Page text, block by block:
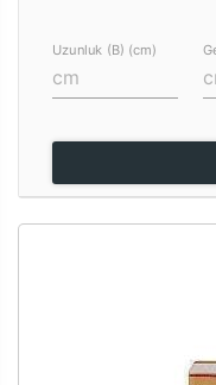
Uzunluk (B) (cm)